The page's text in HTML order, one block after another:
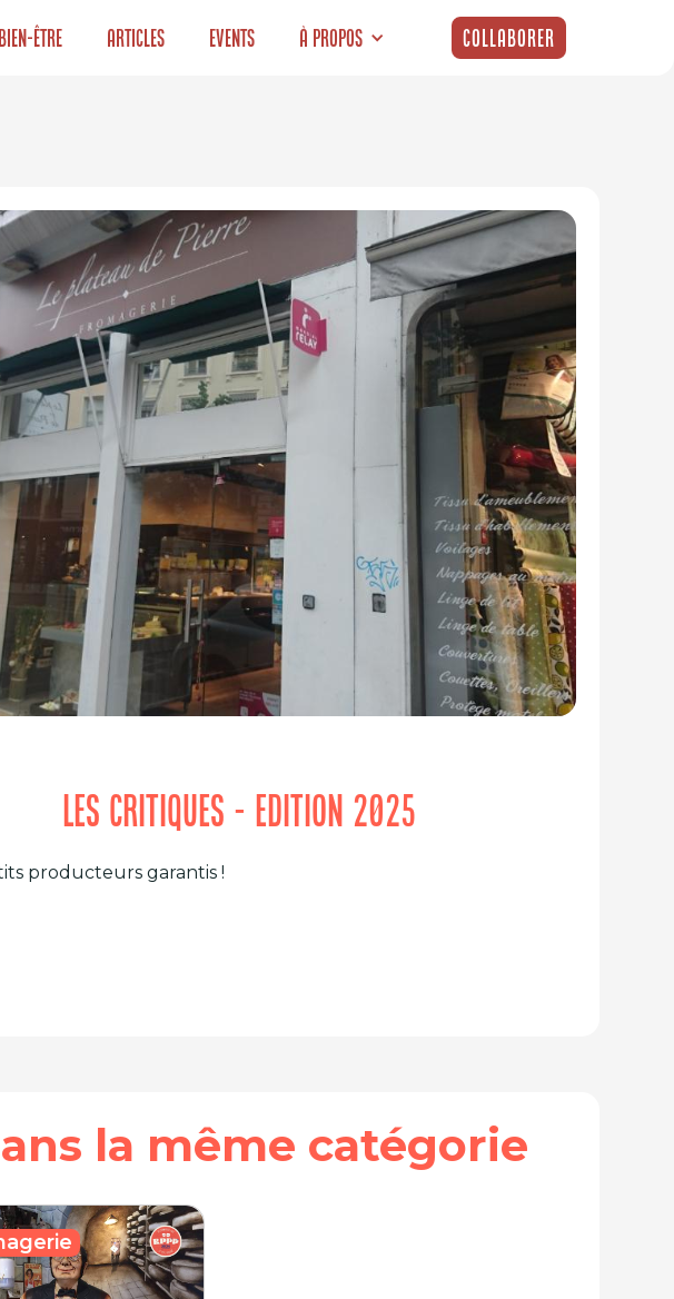
Bien-être Articles Events À propos Collaborer
LES CRITIQUES - EDITION 2025
producteurs garantis !
la même catégorie